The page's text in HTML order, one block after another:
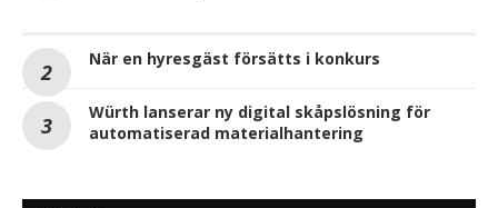
När en hyresgäst försätts i konkurs
Würth lanserar ny digital skåpslösning för
automatiserad materialhantering